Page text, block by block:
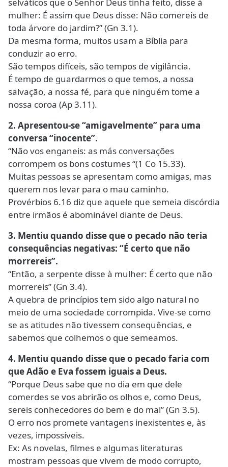
mulher: É assim que Deus disse: Não comereis de
toda árvore do jardim?” (Gn 3.1).
Da mesma forma, muitos usam a Bíblia para
conduzir ao erro.
São tempos difíceis, são tempos de vigilância.
É tempo de guardarmos o que temos, a nossa
salvação, a nossa fé, para que ninguém tome a
nossa coroa (Ap 3.11).
2. Apresentou-se “amigavelmente” para uma
conversa “inocente”.
“Não vos enganeis: as más conversações
corrompem os bons costumes “(1 Co 15.33).
Muitas pessoas se apresentam como amigas, mas
querem nos levar para o mau caminho.
Provérbios 6.16 diz que aquele que semeia discórdia
entre irmãos é abominável diante de Deus.
3. Mentiu quando disse que o pecado não teria
consequências negativas: “É certo que não
morrereis”.
“Então, a serpente disse à mulher: É certo que não
morrereis” (Gn 3.4).
A quebra de princípios tem sido algo natural no
meio de uma sociedade corrompida. Vive-se como
se as atitudes não tivessem consequências, e
sabemos que colhemos o que semeamos.
4. Mentiu quando disse que o pecado faria com
que Adão e Eva fossem iguais a Deus.
“Porque Deus sabe que no dia em que dele
comerdes se vos abrirão os olhos e, como Deus,
sereis conhecedores do bem e do mal” (Gn 3.5).
O erro nos promete vantagens inexistentes e, às
vezes, impossíveis.
Ex: As novelas, filmes e algumas literaturas
mostram pessoas que vivem de modo corrupto,